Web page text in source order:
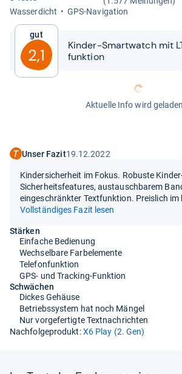
Was­ser­dicht
GPS-​Navi­ga­tion
Gut
2,1
Kin­der-​​Smart­watch mit
funk­tion
Aktuelle Info wird
Unser Fazit19.12.2022
Kindersicherheit im Fokus. Robuste
Sicherheitsfeatures, austauschbarem
eingeschränkter Textfunktion. Preislich im
Vollständiges Fazit lesen
Stärken
Einfache Bedienung
Wechselbare Farbelemente
Telefonfunktion
GPS- und Tracking-Funktion
Schwächen
Dickes Gehäuse
Betriebssystem hat noch Mängel
Nur vorgefertigte Textnachrichten
Nachfolgeprodukt:X6 Play (2. Gen)